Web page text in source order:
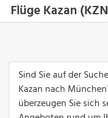
Flüge Kazan
Sind Sie auf der
Kazan nach
überzeugen Sie sich